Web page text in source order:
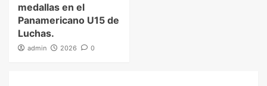
medallas en el
Panamericano U15 de
Luchas.
admin 2026 0